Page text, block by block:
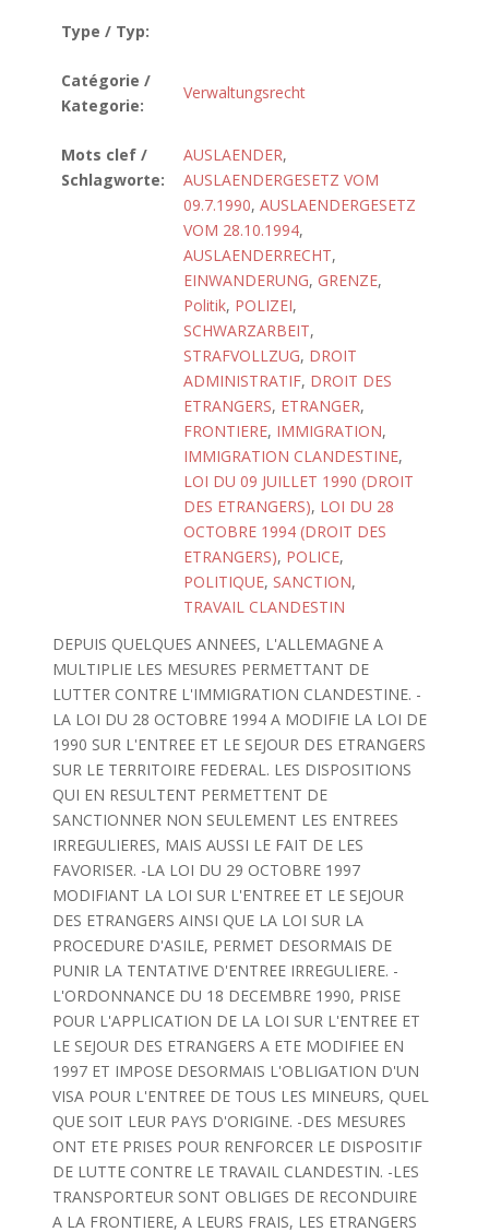
Type / Typ:
Catégorie /
Kategorie:
Verwaltungsrecht
Mots clef /
Schlagworte:
AUSLAENDER,
AUSLAENDERGESETZ VOM
09.7.1990, AUSLAENDERGESETZ
VOM 28.10.1994,
AUSLAENDERRECHT,
EINWANDERUNG, GRENZE,
Politik, POLIZEI,
SCHWARZARBEIT,
STRAFVOLLZUG, DROIT
ADMINISTRATIF, DROIT DES
ETRANGERS, ETRANGER,
FRONTIERE, IMMIGRATION,
IMMIGRATION CLANDESTINE,
LOI DU 09 JUILLET 1990 (DROIT
DES ETRANGERS), LOI DU 28
OCTOBRE 1994 (DROIT DES
ETRANGERS), POLICE,
POLITIQUE, SANCTION,
TRAVAIL CLANDESTIN
DEPUIS QUELQUES ANNEES, L'ALLEMAGNE A
MULTIPLIE LES MESURES PERMETTANT DE
LUTTER CONTRE L'IMMIGRATION CLANDESTINE. -
LA LOI DU 28 OCTOBRE 1994 A MODIFIE LA LOI DE
1990 SUR L'ENTREE ET LE SEJOUR DES ETRANGERS
SUR LE TERRITOIRE FEDERAL. LES DISPOSITIONS
QUI EN RESULTENT PERMETTENT DE
SANCTIONNER NON SEULEMENT LES ENTREES
IRREGULIERES, MAIS AUSSI LE FAIT DE LES
FAVORISER. -LA LOI DU 29 OCTOBRE 1997
MODIFIANT LA LOI SUR L'ENTREE ET LE SEJOUR
DES ETRANGERS AINSI QUE LA LOI SUR LA
PROCEDURE D'ASILE, PERMET DESORMAIS DE
PUNIR LA TENTATIVE D'ENTREE IRREGULIERE. -
L'ORDONNANCE DU 18 DECEMBRE 1990, PRISE
POUR L'APPLICATION DE LA LOI SUR L'ENTREE ET
LE SEJOUR DES ETRANGERS A ETE MODIFIEE EN
1997 ET IMPOSE DESORMAIS L'OBLIGATION D'UN
VISA POUR L'ENTREE DE TOUS LES MINEURS, QUEL
QUE SOIT LEUR PAYS D'ORIGINE. -DES MESURES
ONT ETE PRISES POUR RENFORCER LE DISPOSITIF
DE LUTTE CONTRE LE TRAVAIL CLANDESTIN. -LES
TRANSPORTEUR SONT OBLIGES DE RECONDUIRE
A LA FRONTIERE, A LEURS FRAIS, LES ETRANGERS